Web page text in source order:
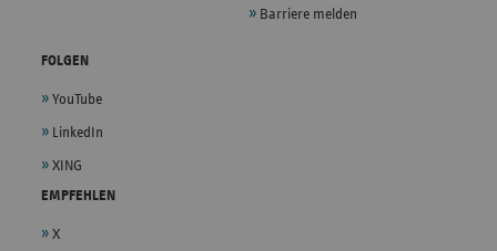
Barriere melden
FOLGEN
YouTube
LinkedIn
XING
EMPFEHLEN
X